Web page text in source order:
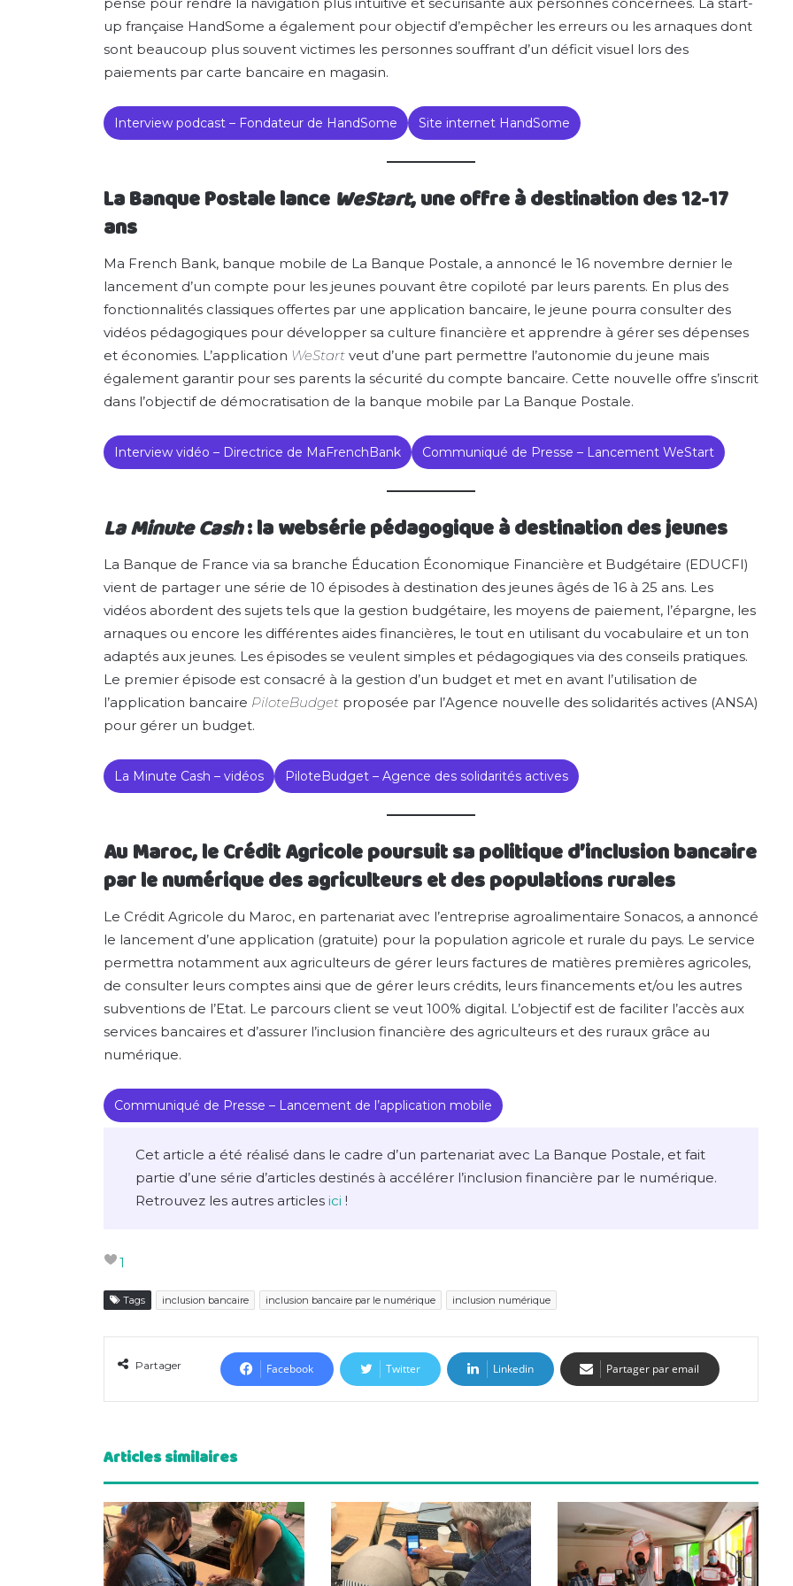
up française HandSome a également pour objectif d’empêcher les erreurs ou les arnaques dont
sont beaucoup plus souvent victimes les personnes souffrant d’un déficit visuel lors des
paiements par carte bancaire en magasin.
Interview podcast – Fondateur de HandSome Site internet HandSome
La Banque Postale lance WeStart, une offre à destination des 12-17
ans
Ma French Bank, banque mobile de La Banque Postale, a annoncé le 16 novembre dernier le
lancement d’un compte pour les jeunes pouvant être copiloté par leurs parents. En plus des
fonctionnalités classiques offertes par une application bancaire, le jeune pourra consulter des
vidéos pédagogiques pour développer sa culture financière et apprendre à gérer ses dépenses
et économies. L’application WeStart veut d’une part permettre l’autonomie du jeune mais
également garantir pour ses parents la sécurité du compte bancaire. Cette nouvelle offre s’inscrit
dans l’objectif de démocratisation de la banque mobile par La Banque Postale.
Interview vidéo – Directrice de MaFrenchBank Communiqué de Presse – Lancement WeStart
La Minute Cash: la websérie pédagogique à destination des jeunes
La Banque de France via sa branche Éducation Économique Financière et Budgétaire (EDUCFI)
vient de partager une série de 10 épisodes à destination des jeunes âgés de 16 à 25 ans. Les
vidéos abordent des sujets tels que la gestion budgétaire, les moyens de paiement, l’épargne, les
arnaques ou encore les différentes aides financières, le tout en utilisant du vocabulaire et un ton
adaptés aux jeunes. Les épisodes se veulent simples et pédagogiques via des conseils pratiques.
Le premier épisode est consacré à la gestion d’un budget et met en avant l’utilisation de
l’application bancaire PiloteBudget proposée par l’Agence nouvelle des solidarités actives (ANSA)
pour gérer un budget.
La Minute Cash – vidéos PiloteBudget – Agence des solidarités actives
Au Maroc, le Crédit Agricole poursuit sa politique d’inclusion bancaire
par le numérique des agriculteurs et des populations rurales
Le Crédit Agricole du Maroc, en partenariat avec l’entreprise agroalimentaire Sonacos, a annoncé
le lancement d’une application (gratuite) pour la population agricole et rurale du pays. Le service
permettra notamment aux agriculteurs de gérer leurs factures de matières premières agricoles,
de consulter leurs comptes ainsi que de gérer leurs crédits, leurs financements et/ou les autres
subventions de l’Etat. Le parcours client se veut 100% digital. L’objectif est de faciliter l’accès aux
services bancaires et d’assurer l’inclusion financière des agriculteurs et des ruraux grâce au
numérique.
Communiqué de Presse – Lancement de l’application mobile
Cet article a été réalisé dans le cadre d’un partenariat avec La Banque Postale, et fait
partie d’une série d’articles destinés à accélérer l’inclusion financière par le numérique.
Retrouvez les autres articles ici !
1
Tags inclusion bancaire inclusion bancaire par le numérique inclusion numérique
Partager Facebook Twitter Linkedin Partager par email
Articles similaires